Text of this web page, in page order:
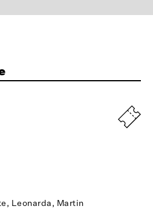
Leonarda, Martin